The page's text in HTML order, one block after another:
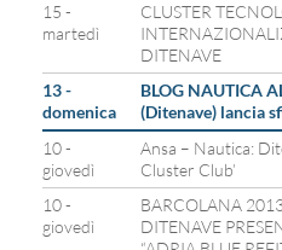
15 -
martedì
CLUSTER
DITENAVE
13 -
domenica
BLOG NAUTICA
(Ditenave) lancia
10 -
giovedì
Ansa – Nautica:
Cluster Club’
10 -
giovedì
BARCOLANA
DITENAVE